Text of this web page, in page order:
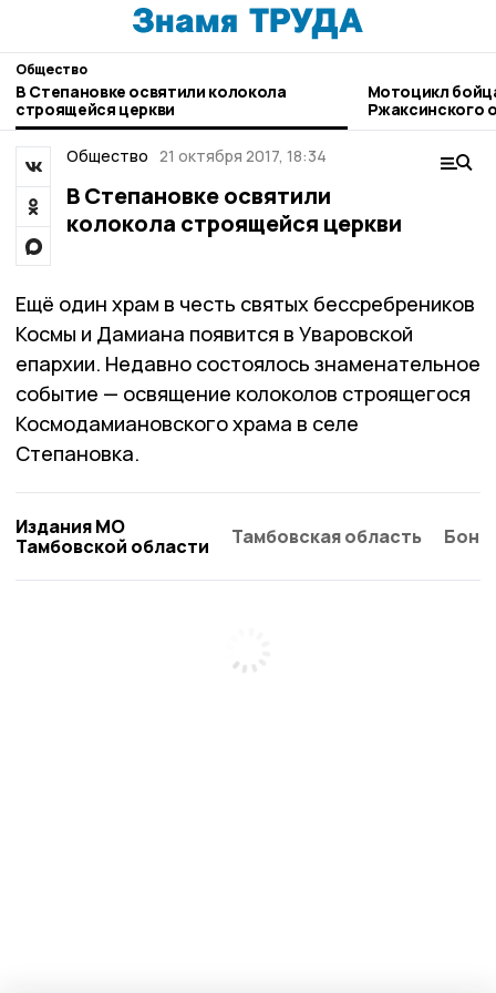
Общество
В Степановке освятили колокола
строящейся церкви
Мотоцикл бойцам СВО отправили из
Ржаксинского
Общество 21 октября 2017, 18:34
В Степановке освятили
колокола строящейся церкви
Ещё один храм в честь святых бессребреников
Космы и Дамиана появится в Уваровской
епархии. Недавно состоялось знаменательное
событие — освящение колоколов строящегося
Космодамиановского храма в селе
Степановка.
Издания МО
Тамбовской области
Тамбовская область